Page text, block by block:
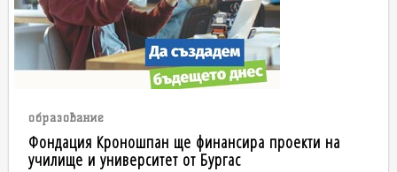
образование
Фондация Кроношпан ще финансира проекти на
училище и университет от Бургас